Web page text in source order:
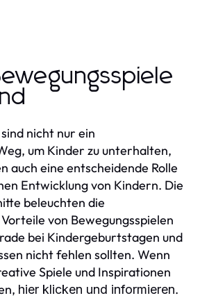
nicht nur ein
um Kinder zu unterhalten,
auch eine entscheidende Rolle
Entwicklung von Kindern. Die
beleuchten die
von Bewegungsspielen
bei Kindergeburtstagen und
nicht fehlen sollten. Wenn
Spiele und Inspirationen
hier klicken und informieren.